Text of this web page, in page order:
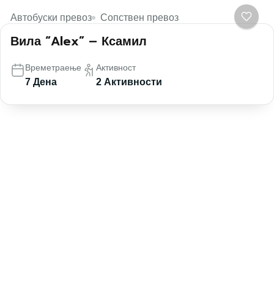
Автобуски превоз Сопствен превоз
Вила “Alex” – Ксамил
Времетраење
7 Дена
Активност
2 Активности